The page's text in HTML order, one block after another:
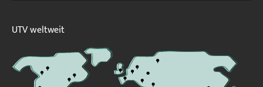
UTV weltweit